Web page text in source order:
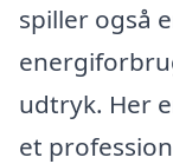
spiller også
udtryk. Her
et